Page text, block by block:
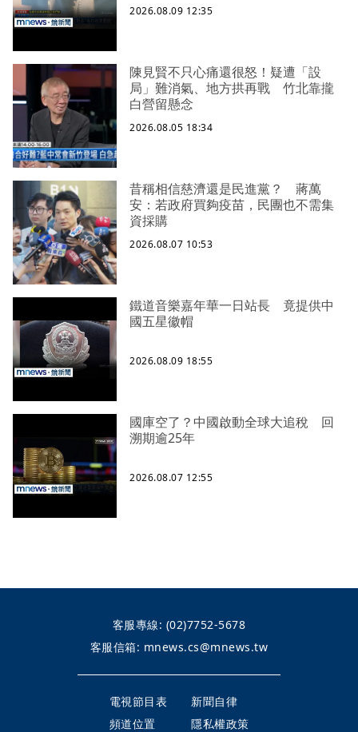
2026.08.09 12:35
陳見賢不只心痛還很怒！疑遭「設
局」難消氣、地方拱再戰 竹北靠攏
白營留懸念
2026.08.05 18:34
昔稱相信慈濟還是民進黨？ 蔣萬
安：若政府買夠疫苗，民團也不需集
資採購
2026.08.07 10:53
鐵道音樂嘉年華一日站長 竟提供中
國五星徽帽
2026.08.09 18:55
國庫空了？中國啟動全球大追稅 回
溯期逾25年
2026.08.07 12:55
客服專線: (02)7752-5678
客服信箱: mnews.cs@mnews.tw
電視節目表
新聞自律
頻道位置
隱私權政策